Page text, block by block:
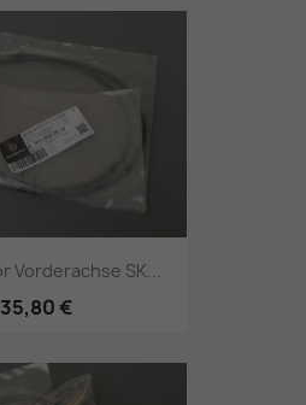
Vorderachse SK...
35,80 €